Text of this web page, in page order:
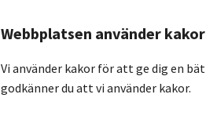
Webbplatsen använder kakor
Vi använder kakor för att ge dig en
godkänner du att vi använder kakor.